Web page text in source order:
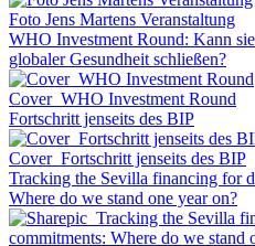
Foto Jens Martens Veranstaltung
WHO Investment Round: Kann
globaler Gesundheit schließen?
Cover_WHO Investment Round
Fortschritt jenseits des BIP
Cover_Fortschritt jenseits des BIP
Tracking the Sevilla financing for
Where do we stand one year on?